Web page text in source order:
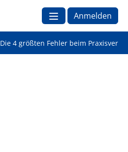
Anmelden
Die 4 größten Fehler beim